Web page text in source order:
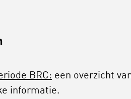
BRC: een overzicht
informatie.